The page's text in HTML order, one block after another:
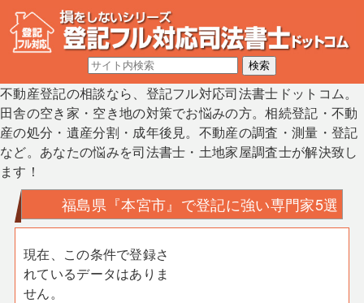
不動産登記の相談なら、登記フル対応司法書士ドットコム。
田舎の空き家・空き地の対策でお悩みの方。相続登記・不動
産の処分・遺産分割・成年後見。不動産の調査・測量・登記
など。あなたの悩みを司法書士・土地家屋調査士が解決致し
ます！
福島県『本宮市』で登記に強い専門家5選
現在、この条件で登録さ
れているデータはありま
せん。